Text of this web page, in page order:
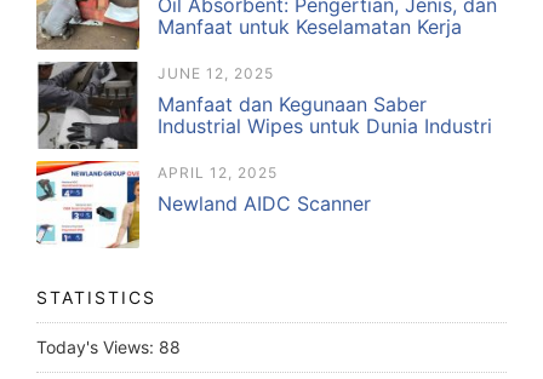
Manfaat untuk Keselamatan Kerja
JUNE 12, 2025
Manfaat dan Kegunaan Saber
Industrial Wipes untuk Dunia Industri
APRIL 12, 2025
Newland AIDC Scanner
STATISTICS
Today's Views: 88